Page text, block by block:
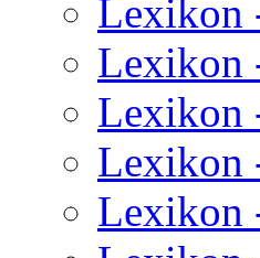
Lexikon
Lexikon
Lexikon
Lexikon
Lexikon